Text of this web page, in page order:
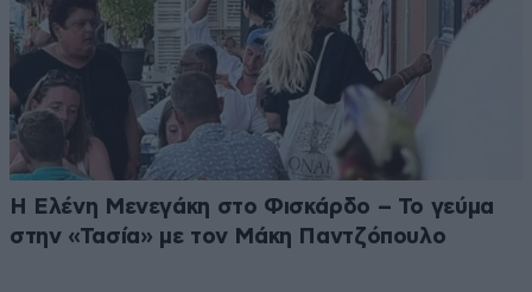
Η Ελένη Μενεγάκη στο Φισκάρδο – Το γεύμα
στην «Τασία» με τον Μάκη Παντζόπουλο